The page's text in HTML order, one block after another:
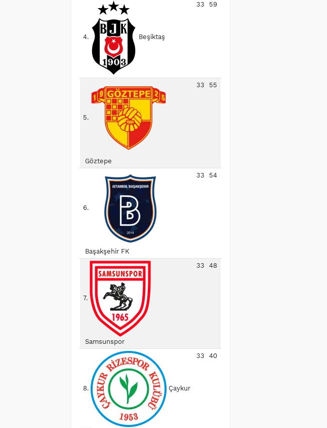
4. Beşiktaş
33 59
5.
Göztepe
33 55
6.
Başakşehir FK
33 54
7.
Samsunspor
33 48
8. Çaykur
33 40